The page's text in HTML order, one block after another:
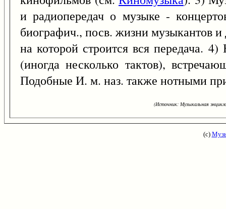
и радиопередач о музыке -
биографич., посв. жизни музыкантов
на которой строится вся передача.
(иногда несколько тактов),
Подобные И. м. наз. также нотными
(Источник: Музыкальная
(с)